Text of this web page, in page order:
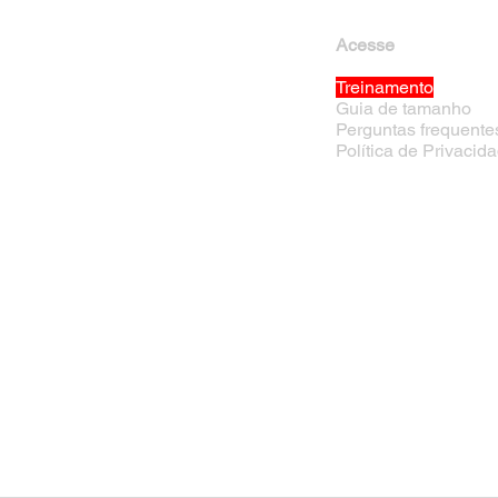
Acesse
Treinamento
Guia de tamanho
Perguntas
Política de